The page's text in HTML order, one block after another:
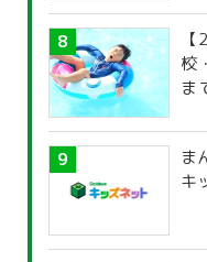
校
ま
ま
キ